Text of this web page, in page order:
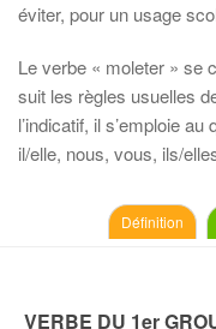
éviter, pour un usage
Le verbe « moleter » se
suit les règles usuelles
l’indicatif, il s’emploie
il/elle, nous, vous, ils/
Définition
VERBE DU 1er